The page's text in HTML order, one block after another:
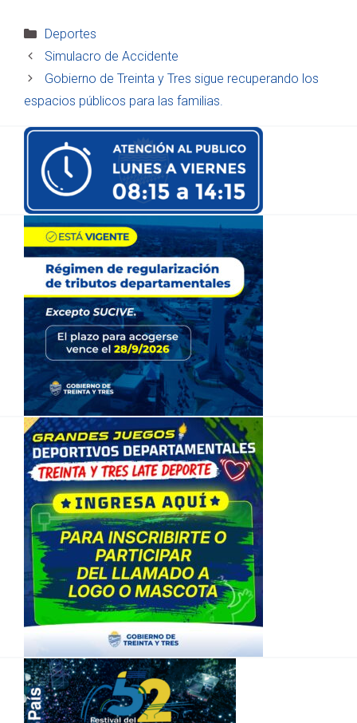
Categorías
Deportes
Simulacro de Accidente
Gobierno de Treinta y Tres sigue recuperando los
espacios públicos para las familias.